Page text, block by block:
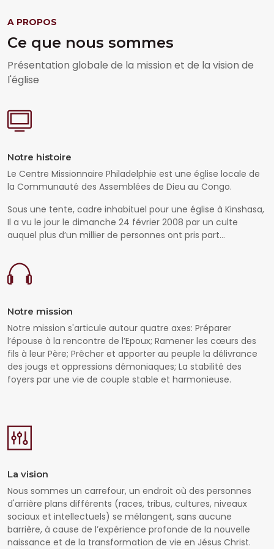
A PROPOS
Ce que nous sommes
Présentation globale de la mission et de la vision de
l'église
Notre histoire
Le Centre Missionnaire Philadelphie est une église locale de
la Communauté des Assemblées de Dieu au Congo.
Sous une tente, cadre inhabituel pour une église à Kinshasa,
Il a vu le jour le dimanche 24 février 2008 par un culte
auquel plus d’un millier de personnes ont pris part...
Notre mission
Notre mission s'articule autour quatre axes: Préparer
l’épouse à la rencontre de l’Epoux; Ramener les cœurs des
fils à leur Père; Prêcher et apporter au peuple la délivrance
des jougs et oppressions démoniaques; La stabilité des
foyers par une vie de couple stable et harmonieuse.
La vision
Nous sommes un carrefour, un endroit où des personnes
d'arrière plans différents (races, tribus, cultures, niveaux
sociaux et intellectuels) se mélangent, sans aucune
barrière, à cause de l’expérience profonde de la nouvelle
naissance et de la transformation de vie en Jésus Christ.